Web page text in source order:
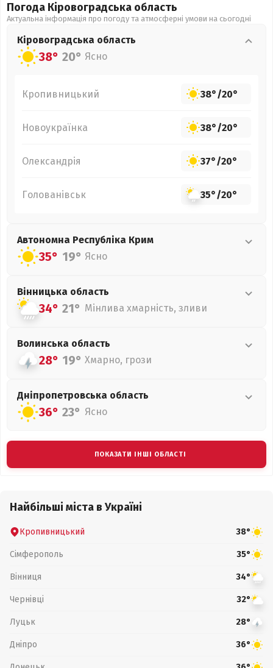
Погода Кіровоградська область
Актуальна інформація про погоду та атмосферні умови на сьогодні
Кіровоградська область
38° 20° Ясно
Кропивницький 38°/20°
Новоукраїнка 38°/20°
Олександрія 37°/20°
Голованівськ 35°/20°
Автономна Республіка Крим
35° 19° Ясно
Вінницька область
34° 21° Мінлива хмарність, зливи
Волинська область
28° 19° Хмарно, грози
Дніпропетровська область
36° 23° Ясно
ПОКАЗАТИ ІНШІ ОБЛАСТІ
Найбільші міста в Україні
Кропивницький 38°
Сімферополь 35°
Вінниця 34°
Чернівці 32°
Луцьк 28°
Дніпро 36°